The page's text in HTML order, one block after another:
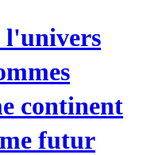
l'univers
continent
futur